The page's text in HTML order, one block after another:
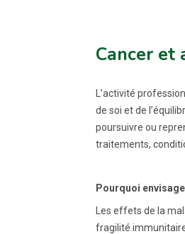
Cancer et
L’activité
de soi et de
poursuivre ou
traitements,
Pourquoi
Les effets de la
fragilité